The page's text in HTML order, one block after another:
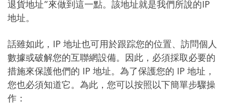
退貨地址”來做到這一點。該地址就是我們所說的IP
地址。
話雖如此，IP 地址也可用於跟踪您的位置、訪問個人
數據或破解您的互聯網設備。因此，必須採取必要的
措施來保護他們的 IP 地址。為了保護您的 IP 地址，
您也必須知道它。為此，您可以按照以下簡單步驟操
作：